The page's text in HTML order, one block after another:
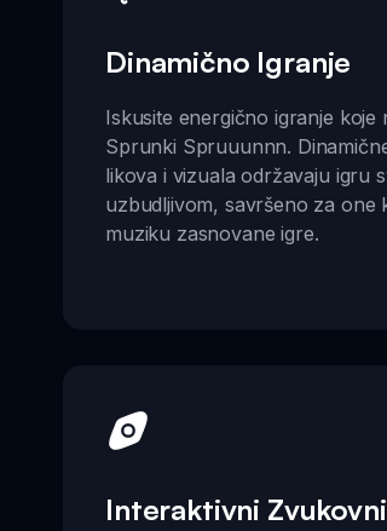
Dinamično Igranje
Iskusite energično igranje koje
Sprunki Spruuunnn.
likova i vizuala održavaju igru
uzbudljivom, savršeno za one
muziku zasnovane igre.
Interaktivni